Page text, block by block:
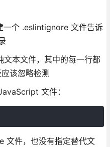
个 .eslintignore 文件告诉
本文件，其中的每一行都
该忽略检测
文件：
件，也没有指定替代文